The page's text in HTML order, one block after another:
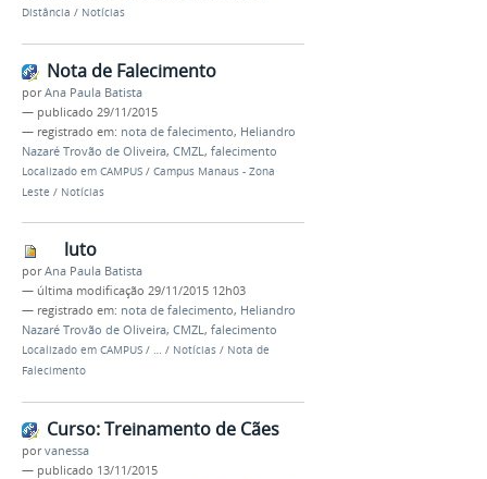
Distância / Notícias
Nota de Falecimento
porAna Paula Batista
— publicado 29/11/2015
— registrado em: nota de falecimento, Heliandro
Nazaré Trovão de Oliveira, CMZL , falecimento
Localizado em CAMPUS / Campus Manaus - Zona
Leste / Notícias
luto
porAna Paula Batista
— última modificação 29/11/2015 12h03
— registrado em: nota de falecimento, Heliandro
Nazaré Trovão de Oliveira, CMZL, falecimento
Localizado em CAMPUS / … / Notícias / Nota de
Falecimento
Curso: Treinamento de Cães
porvanessa
— publicado 13/11/2015